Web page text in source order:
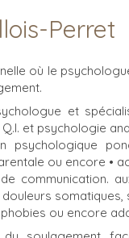
Perret
où le
et
et psychologie
ou encore •
communication.
somatiques,
ou encore